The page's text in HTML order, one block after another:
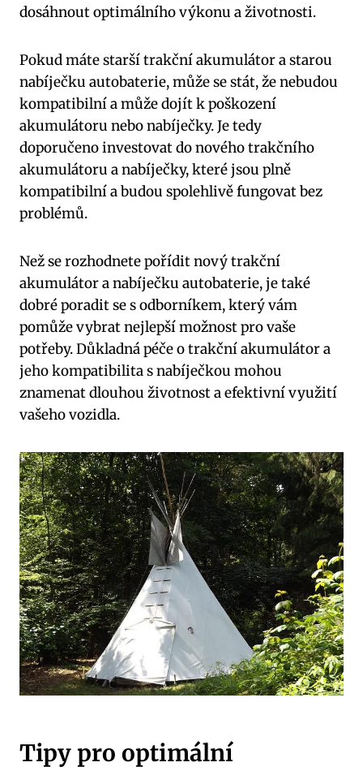
dosáhnout optimálního výkonu a životnosti.
Pokud máte starší trakční akumulátor a starou
nabíječku autobaterie, může se stát, že nebudou
kompatibilní a může dojít k poškození
akumulátoru nebo nabíječky. Je tedy
doporučeno investovat do nového trakčního
akumulátoru a nabíječky, které jsou plně
kompatibilní a budou spolehlivě fungovat bez
problémů.
Než se rozhodnete pořídit nový trakční
akumulátor a nabíječku autobaterie, je také
dobré poradit se s odborníkem, který vám
pomůže vybrat nejlepší možnost pro vaše
potřeby. Důkladná péče o trakční akumulátor a
jeho kompatibilita s nabíječkou mohou
znamenat dlouhou životnost a efektivní využití
vašeho vozidla.
Tipy pro optimální